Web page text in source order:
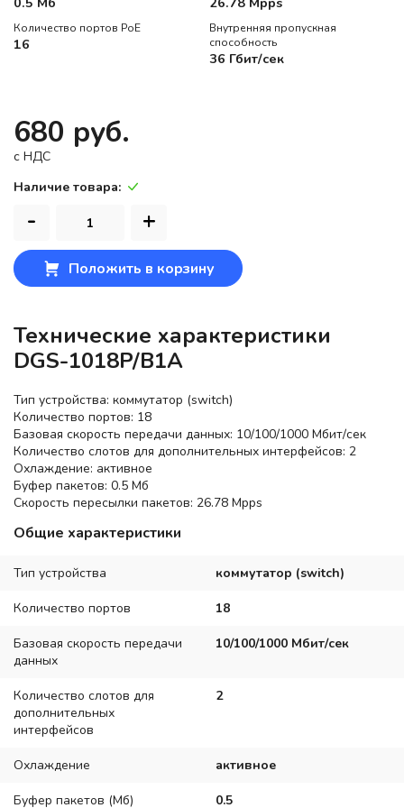
Количество портов PoE
16
Внутренняя пропускная
способность
36 Гбит/сек
680 руб.
c НДС
Наличие товара:
- +
Положить в корзину
Технические характеристики
DGS-1018P/B1A
Тип устройства: коммутатор (switch)
Количество портов: 18
Базовая скорость передачи данных: 10/100/1000 Мбит/сек
Количество слотов для дополнительных интерфейсов: 2
Охлаждение: активное
Буфер пакетов: 0.5 Мб
Скорость пересылки пакетов: 26.78 Mpps
Общие характеристики
Тип устройства коммутатор (switch)
Количество портов 18
Базовая скорость передачи
данных
10/100/1000 Мбит/сек
Количество слотов для
дополнительных
интерфейсов
2
Охлаждение активное
Буфер пакетов (Мб) 0.5